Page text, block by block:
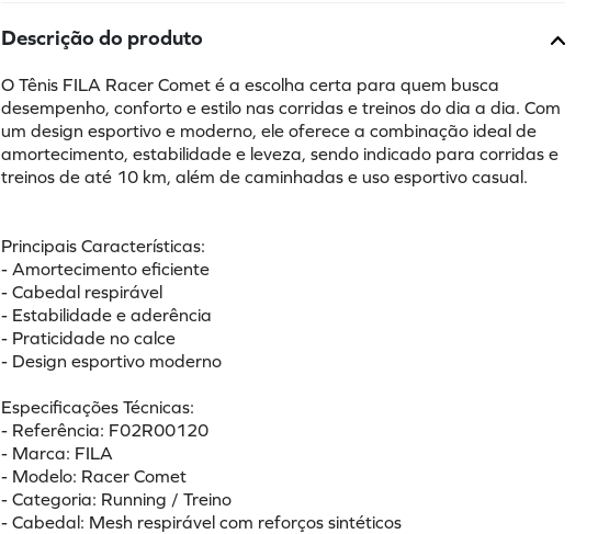
Descrição do produto
O Tênis FILA Racer Comet é a escolha certa para quem busca
desempenho, conforto e estilo nas corridas e treinos do dia a dia. Com
um design esportivo e moderno, ele oferece a combinação ideal de
amortecimento, estabilidade e leveza, sendo indicado para corridas e
treinos de até 10 km, além de caminhadas e uso esportivo casual.
Principais Características:
- Amortecimento eficiente
- Cabedal respirável
- Estabilidade e aderência
- Praticidade no calce
- Design esportivo moderno
Especificações Técnicas:
- Referência: F02R00120
- Marca: FILA
- Modelo: Racer Comet
- Categoria: Running / Treino
- Cabedal: Mesh respirável com reforços sintéticos